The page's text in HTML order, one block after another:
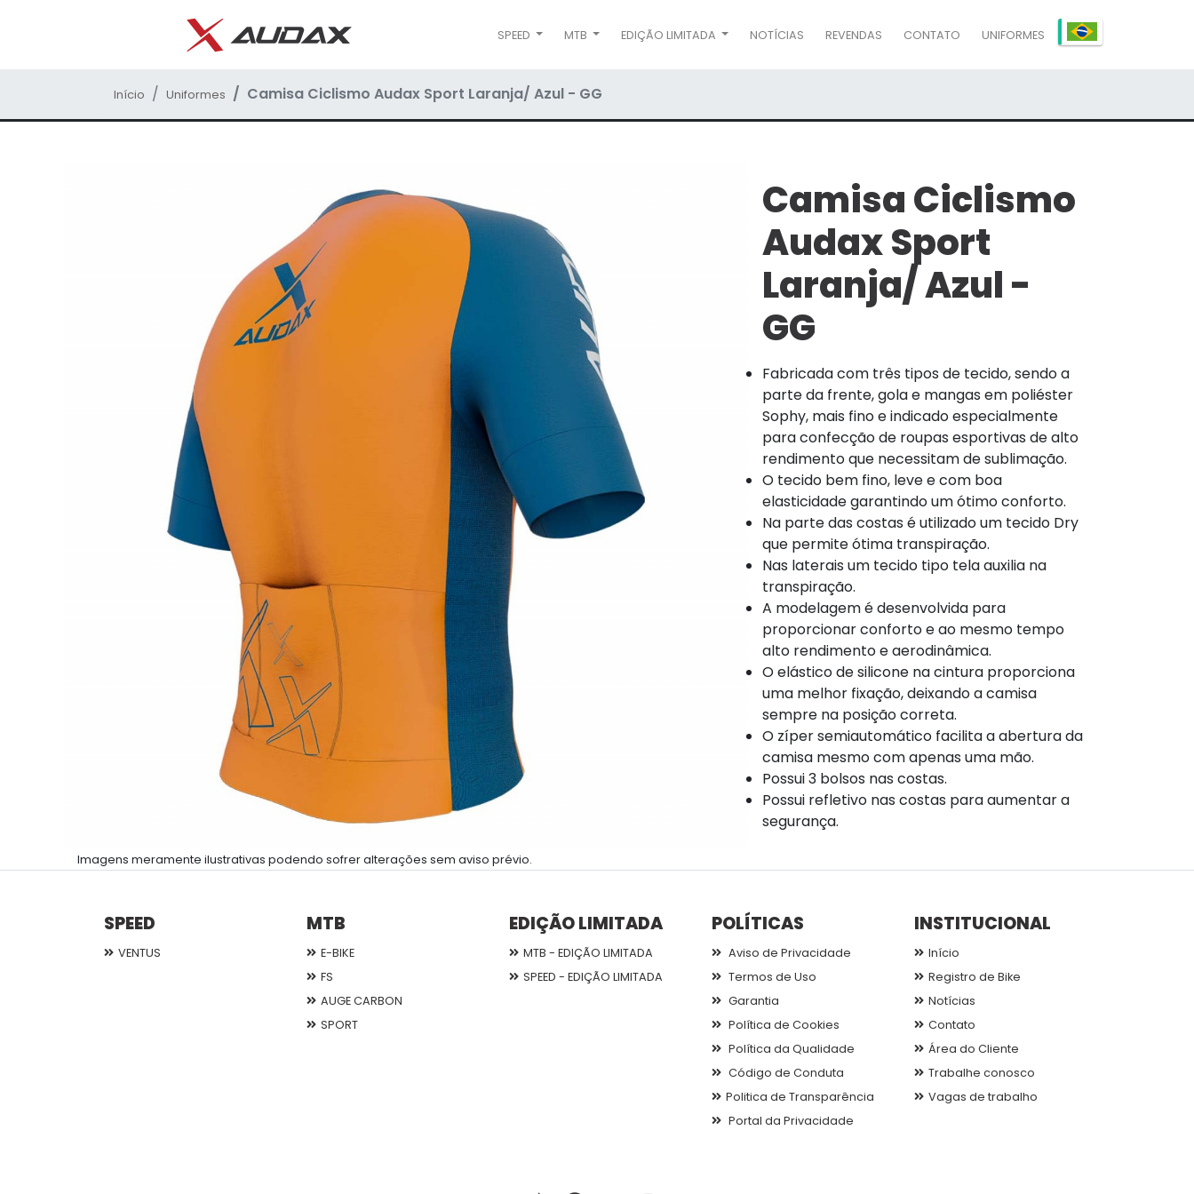
SPEED MTB EDIÇÃO LIMITADA NOTÍCIAS REVENDAS CONTATO UNIFORMES
Início Uniformes Camisa Ciclismo Audax Sport Laranja/ Azul - GG
Imagens meramente ilustrativas podendo sofrer alterações sem aviso prévio.
Camisa Ciclismo
Audax Sport
Laranja/ Azul -
GG
Fabricada com três tipos de tecido, sendo a
parte da frente, gola e mangas em poliéster
Sophy, mais fino e indicado especialmente
para confecção de roupas esportivas de alto
rendimento que necessitam de sublimação.
O tecido bem fino, leve e com boa
elasticidade garantindo um ótimo conforto.
Na parte das costas é utilizado um tecido Dry
que permite ótima transpiração.
Nas laterais um tecido tipo tela auxilia na
transpiração.
A modelagem é desenvolvida para
proporcionar conforto e ao mesmo tempo
alto rendimento e aerodinâmica.
O elástico de silicone na cintura proporciona
uma melhor fixação, deixando a camisa
sempre na posição correta.
O zíper semiautomático facilita a abertura da
camisa mesmo com apenas uma mão.
Possui 3 bolsos nas costas.
Possui refletivo nas costas para aumentar a
segurança.
SPEED
VENTUS
MTB
E-BIKE
FS
AUGE CARBON
SPORT
EDIÇÃO LIMITADA
MTB - EDIÇÃO LIMITADA
SPEED - EDIÇÃO LIMITADA
POLÍTICAS
Aviso de Privacidade
Termos de Uso
Garantia
Política de Cookies
Política da Qualidade
Código de Conduta
Politica de Transparência
Portal da Privacidade
INSTITUCIONAL
Início
Registro de Bike
Notícias
Contato
Área do Cliente
Trabalhe conosco
Vagas de trabalho